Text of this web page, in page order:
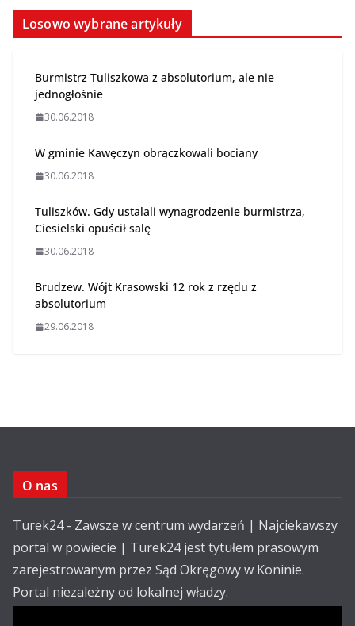
Losowo wybrane artykuły
Burmistrz Tuliszkowa z absolutorium, ale nie
jednogłośnie
30.06.2018
W gminie Kawęczyn obrączkowali bociany
30.06.2018
Tuliszków. Gdy ustalali wynagrodzenie burmistrza,
Ciesielski opuścił salę
30.06.2018
Brudzew. Wójt Krasowski 12 rok z rzędu z
absolutorium
29.06.2018
O nas
Turek24 - Zawsze w centrum wydarzeń | Najciekawszy
portal w powiecie | Turek24 jest tytułem prasowym
zarejestrowanym przez Sąd Okręgowy w Koninie.
Portal niezależny od lokalnej władzy.